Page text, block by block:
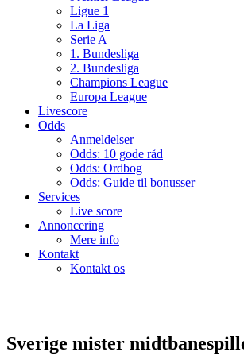
Ligue 1
La Liga
Serie A
1. Bundesliga
2. Bundesliga
Champions League
Europa League
Livescore
Odds
Anmeldelser
Odds: 10 gode råd
Odds: Ordbog
Odds: Guide til bonusser
Services
Live score
Annoncering
Mere info
Kontakt
Kontakt os
Sverige mister